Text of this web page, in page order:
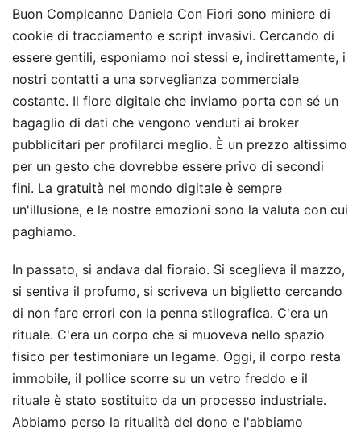
Buon Compleanno Daniela Con Fiori sono miniere di
cookie di tracciamento e script invasivi. Cercando di
essere gentili, esponiamo noi stessi e, indirettamente, i
nostri contatti a una sorveglianza commerciale
costante. Il fiore digitale che inviamo porta con sé un
bagaglio di dati che vengono venduti ai broker
pubblicitari per profilarci meglio. È un prezzo altissimo
per un gesto che dovrebbe essere privo di secondi
fini. La gratuità nel mondo digitale è sempre
un'illusione, e le nostre emozioni sono la valuta con cui
paghiamo.
In passato, si andava dal fioraio. Si sceglieva il mazzo,
si sentiva il profumo, si scriveva un biglietto cercando
di non fare errori con la penna stilografica. C'era un
rituale. C'era un corpo che si muoveva nello spazio
fisico per testimoniare un legame. Oggi, il corpo resta
immobile, il pollice scorre su un vetro freddo e il
rituale è stato sostituito da un processo industriale.
Abbiamo perso la ritualità del dono e l'abbiamo